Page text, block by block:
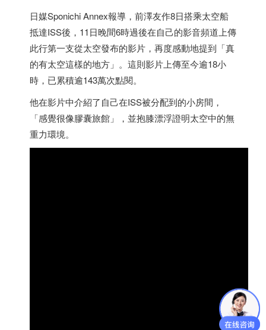
日媒Sponichi Annex報導，前澤友作8日搭乘太空船
抵達ISS後，11日晚間6時過後在自己的影音頻道上傳
此行第一支從太空發布的影片，再度感動地提到「真
的有太空這樣的地方」。這則影片上傳至今逾18小
時，已累積逾143萬次點閱。
他在影片中介紹了自己在ISS被分配到的小房間，
「感覺很像膠囊旅館」，並抱膝漂浮證明太空中的無
重力環境。